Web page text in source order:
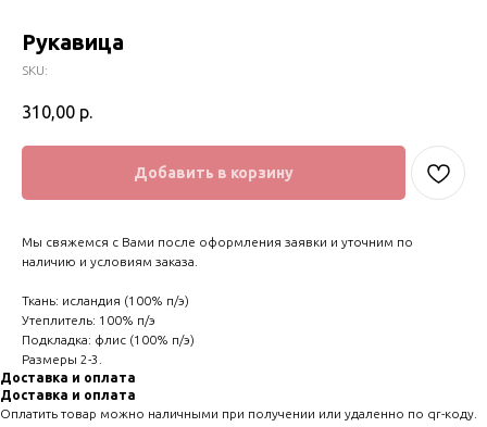
Рукавица
SKU:
310,00 р.
Добавить в корзину
Мы свяжемся с Вами после оформления заявки и уточним по
наличию и условиям заказа.
Ткань: исландия (100% п/э)
Утеплитель: 100% п/э
Подкладка: флис (100% п/э)
Размеры 2-3.
Доставка и оплата
Доставка и оплата
Оплатить товар можно наличными при получении или удаленно по qr-коду.